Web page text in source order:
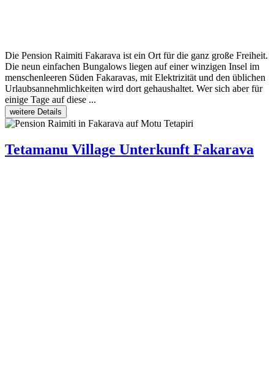
Die Pension Raimiti Fakarava ist ein Ort für die ganz große Freiheit.
Die neun einfachen Bungalows liegen auf einer winzigen Insel im
menschenleeren Süden Fakaravas, mit Elektrizität und den üblichen
Urlaubsannehmlichkeiten wird dort gehaushaltet. Wer sich aber für
einige Tage auf diese ...
weitere Details
Tetamanu Village Unterkunft Fakarava